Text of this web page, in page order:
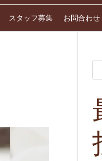
スタッフ募集 お問合わせ